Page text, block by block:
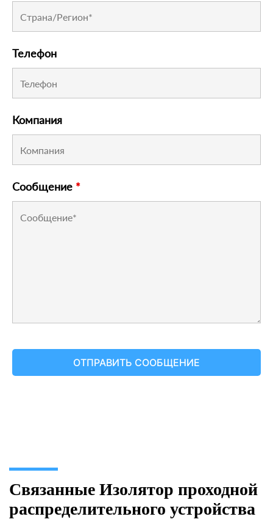
Телефон
Компания
Сообщение *
Связанные Изолятор проходной
распределительного устройства